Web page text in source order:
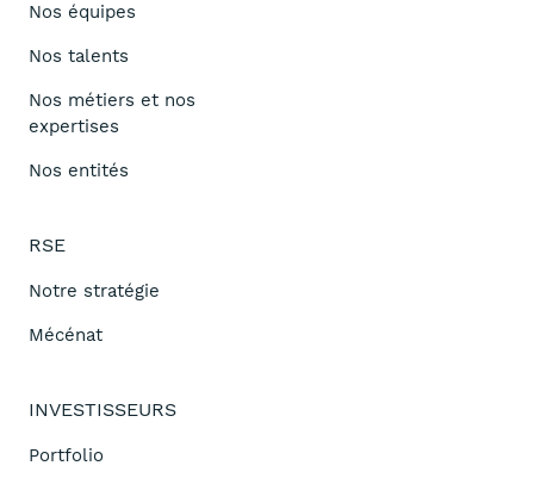
Nos équipes
Nos talents
Nos métiers et nos
expertises
Nos entités
RSE
Notre stratégie
Mécénat
INVESTISSEURS
Portfolio